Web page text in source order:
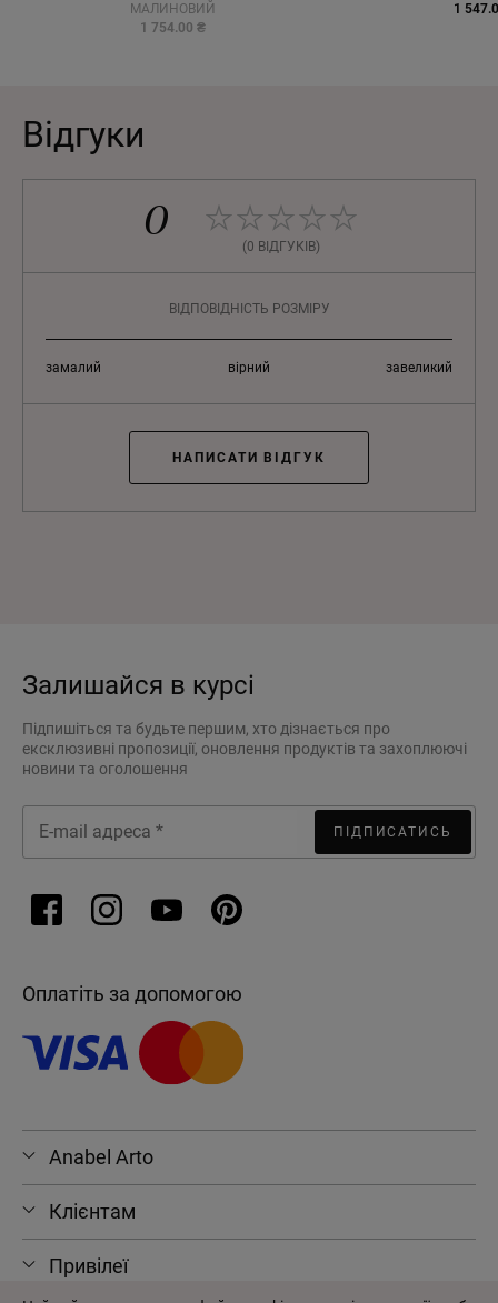
МАЛИНОВИЙ
1 754.00 ₴
1
Відгуки
0
(0 ВІДГУКІВ)
ВІДПОВІДНІСТЬ РОЗМІРУ
замалий вірний завеликий
НАПИСАТИ ВІДГУК
Залишайся в курсі
Підпишіться та будьте першим, хто дізнається про
ексклюзивні пропозиції, оновлення продуктів та захоплюючі
новини та оголошення
ПІДПИСАТИСЬ
Оплатіть за допомогою
Anabel Arto
Клієнтам
Привілеї